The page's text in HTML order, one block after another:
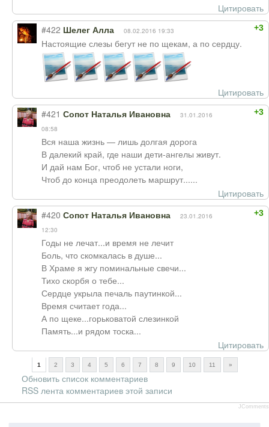
Цитировать
+3
#422 Шелег Алла 08.02.2016 19:33
Настоящие слезы бегут не по щекам, а по сердцу.
Цитировать
+3
#421 Сопот Наталья Ивановна
31.01.2016
08:58
Вся наша жизнь — лишь долгая дорога
В далекий край, где наши дети-ангелы живут.
И дай нам Бог, чтоб не устали ноги,
Чтоб до конца преодолеть маршрут......
Цитировать
+3
#420 Сопот Наталья Ивановна
23.01.2016
12:30
Годы не лечат...и время не лечит
Боль, что скомкалась в душе...
В Храме я жгу поминальные свечи...
Тихо скорбя о тебе...
Сердце укрыла печаль паутинкой...
Время считает года...
А по щеке...горьковатой слезинкой
Память...и рядом тоска...
Цитировать
1 2 3 4 5 6 7 8 9 10 11 »
Обновить список комментариев
RSS лента комментариев этой записи
JComments